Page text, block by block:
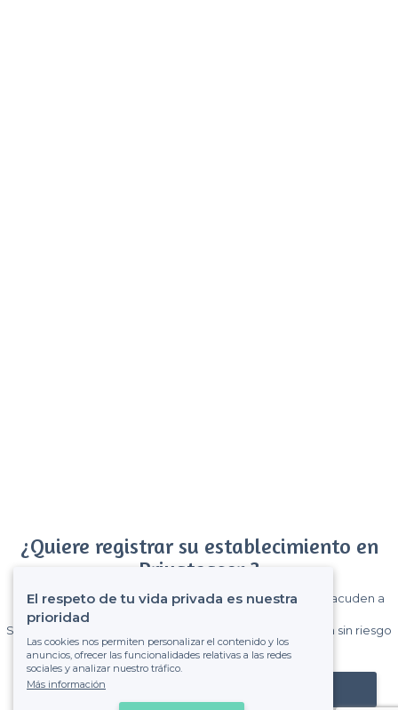
¿Quiere registrar su establecimiento en
Privateaser ?
Gane muchos clientes entre el millón de visitantes que acuden a
Sin comisiones y sin compromiso, pagas una cantidad fija sin riesgo
de ver la factura.
Registrar mi establecimiento
El respeto de tu vida privada es nuestra
prioridad
Las cookies nos permiten personalizar el contenido y los
anuncios, ofrecer las funcionalidades relativas a las redes
sociales y analizar nuestro tráfico.
Más información